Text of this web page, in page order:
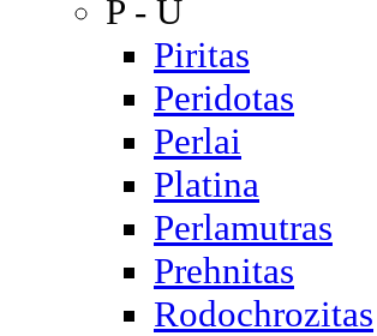
P - U
Piritas
Peridotas
Perlai
Platina
Perlamutras
Prehnitas
Rodochrozitas